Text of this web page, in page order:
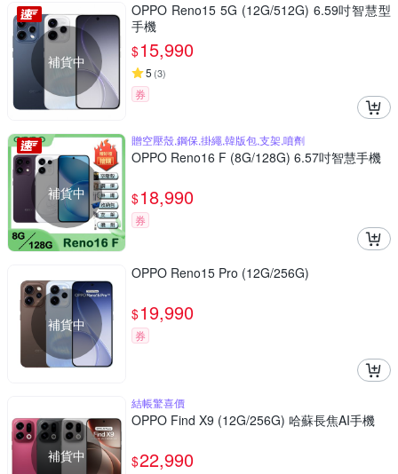
補貨中
OPPO Reno15 5G (12G/512G) 6.59吋智慧型
手機
$15,990
5 (3)
券
補貨中
贈空壓殼,鋼保,掛繩,韓版包,支架,噴劑
OPPO Reno16 F (8G/128G) 6.57吋智慧手機
$18,990
券
補貨中
OPPO Reno15 Pro (12G/256G)
$19,990
券
補貨中
結帳驚喜價
OPPO Find X9 (12G/256G) 哈蘇長焦AI手機
$22,990